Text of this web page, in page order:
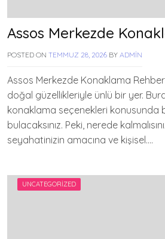
Assos Merkezde
POSTED ON TEMMUZ 28, 2026 BY ADMIN
Assos Merkezde Konaklama
doğal güzellikleriyle ünlü bir yer.
konaklama seçenekleri konusunda
bulacaksınız. Peki, nerede
seyahatinizin amacına ve kişisel….
UNCATEGORIZED